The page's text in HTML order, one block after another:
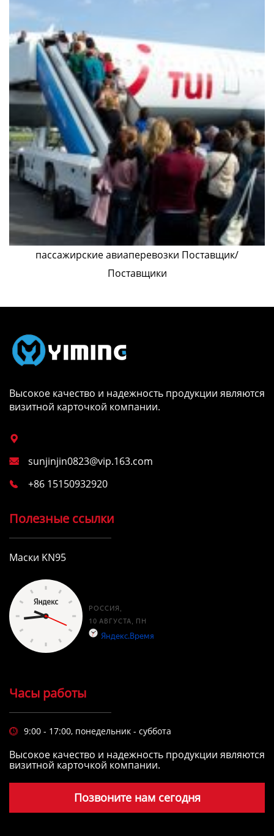
пассажирские авиаперевозки Поставщик/
Поставщики
Высокое качество и надежность продукции являются
визитной карточкой компании.

 sunjinjin0823@vip.163.com
 +86 15150932920
Полезные ссылки
Маски KN95
Часы работы
 9:00 - 17:00, понедельник - суббота
Высокое качество и надежность продукции являются
визитной карточкой компании.
Позвоните нам сегодня